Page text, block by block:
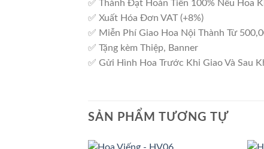
✅ Thành Đạt Hoàn Tiền 100% Nếu Hoa
✅ Xuất Hóa Đơn VAT (+8%)
✅ Miễn Phí Giao Hoa Nội Thành Từ
✅ Tặng kèm Thiệp, Banner
✅ Gửi Hình Hoa Trước Khi Giao Và Sau
SẢN PHẨM TƯƠNG TỰ